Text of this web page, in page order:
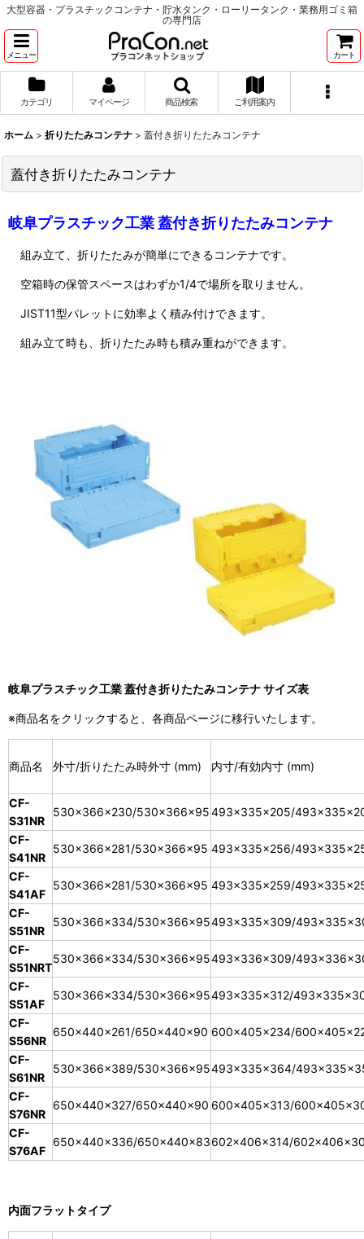
大型容器・プラスチックコンテナ・貯水タンク・ローリータンク・業務用ゴミ箱
の専門店
メニュー カート
カテゴリ マイページ 商品検索 ご利用案内
ホーム > 折りたたみコンテナ > 蓋付き折りたたみコンテナ
蓋付き折りたたみコンテナ
岐阜プラスチック工業 蓋付き折りたたみコンテナ
組み立て、折りたたみが簡単にできるコンテナです。
空箱時の保管スペースはわずか1/4で場所を取りません。
JIST11型パレットに効率よく積み付けできます。
組み立て時も、折りたたみ時も積み重ねができます。
岐阜プラスチック工業 蓋付き折りたたみコンテナ サイズ表
※商品名をクリックすると、各商品ページに移行いたします。
商品名 外寸/折りたたみ時外寸 (mm) 内寸/有効内寸 (mm)
CF-
S31NR
530×366×230/530×366×95493×335×205/
CF-
S41NR
530×366×281/530×366×95 493×335×256/
CF-
S41AF
530×366×281/530×366×95 493×335×259/
CF-
S51NR
530×366×334/530×366×95493×335×309/
CF-
S51NRT
530×366×334/530×366×95493×336×309/
CF-
S51AF
530×366×334/530×366×95493×335×312/
CF-
S56NR
650×440×261/650×440×90 600×405×234/
CF-
S61NR
530×366×389/530×366×95493×335×364/
CF-
S76NR
650×440×327/650×440×90 600×405×313/
CF-
S76AF
650×440×336/650×440×83602×406×314/
内面フラットタイプ